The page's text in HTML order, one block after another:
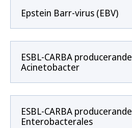
Epstein Barr-virus (EBV)
ESBL-CARBA producerande
Acinetobacter
ESBL-CARBA producerande
Enterobacterales